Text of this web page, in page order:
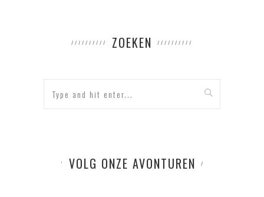
ZOEKEN
VOLG ONZE AVONTUREN